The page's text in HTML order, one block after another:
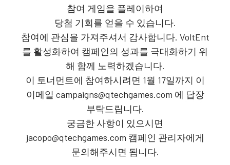
참여 게임을 플레이하여
당첨 기회를 얻을 수 있습니다.
참여에 관심을 가져주셔서 감사합니다. VoltEnt
를 활성화하여 캠페인의 성과를 극대화하기 위
해 함께 노력하겠습니다.
이 토너먼트에 참여하시려면 1월 17일까지 이
이메일 campaigns@qtechgames.com 에 답장
부탁드립니다.
궁금한 사항이 있으시면
jacopo@qtechgames.com 캠페인 관리자에게
문의해주시면 됩니다.